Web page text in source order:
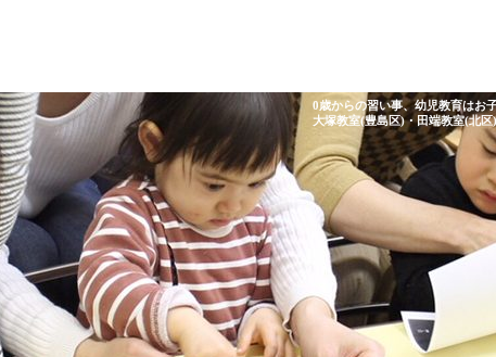
0歳からの習い事、幼児教育はお
大塚教室(豊島区)・田端教室(北